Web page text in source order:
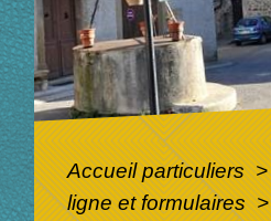
Accueil particuliers>
ligne et formulaires>